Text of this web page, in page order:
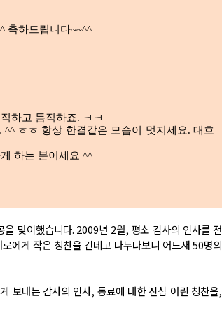
축하드립니다~~^^
하고 듬직하죠. ㅋㅋ
^^ ㅎㅎ 항상 한결같은 모습이 멋지세요. 대호
하는 분이세요 ^^
을 맞이했습니다. 2009년 2월, 평소 감사의 인사를 전
에게 작은 칭찬을 건네고 나누다보니 어느새 50명의
보내는 감사의 인사, 동료에 대한 진심 어린 칭찬을,